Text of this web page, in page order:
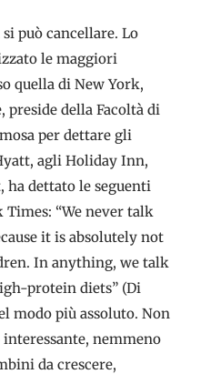
può cancellare. Lo
le maggiori
quella di New York,
preside della Facoltà di
per dettare gli
agli Holiday Inn,
dettato le seguenti
“We never talk
it is absolutely not
In anything, we talk
protein diets” (Di
modo più assoluto. Non
nemmeno
da crescere,